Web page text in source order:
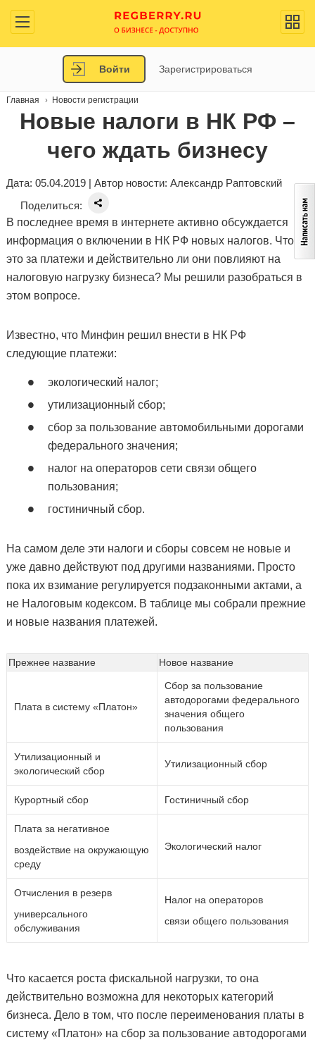
Войти Зарегистрироваться
Главная Новости регистрации
Новые налоги в НК РФ –
чего ждать бизнесу
Дата: 05.04.2019 | Автор новости: Александр Раптовский
Поделиться:
В последнее время в интернете активно обсуждается
информация о включении в НК РФ новых налогов. Что
это за платежи и действительно ли они повлияют на
налоговую нагрузку бизнеса? Мы решили разобраться в
этом вопросе.
Известно, что Минфин решил внести в НК РФ
следующие платежи:
экологический налог;
утилизационный сбор;
сбор за пользование автомобильными дорогами
федерального значения;
налог на операторов сети связи общего
пользования;
гостиничный сбор.
На самом деле эти налоги и сборы совсем не новые и
уже давно действуют под другими названиями. Просто
пока их взимание регулируется подзаконными актами, а
не Налоговым кодексом. В таблице мы собрали прежние
и новые названия платежей.
Прежнее название Новое название
Плата в систему «Платон»
Сбор за пользование
автодорогами федерального
значения общего
пользования
Утилизационный и
экологический сбор
Утилизационный сбор
Курортный сбор Гостиничный сбор
Плата за негативное
воздействие на окружающую
среду
Экологический налог
Отчисления в резерв
универсального
обслуживания
Налог на операторов
связи общего пользования
Что касается роста фискальной нагрузки, то она
действительно возможна для некоторых категорий
бизнеса. Дело в том, что после переименования платы в
систему «Платон» на сбор за пользование автодорогами